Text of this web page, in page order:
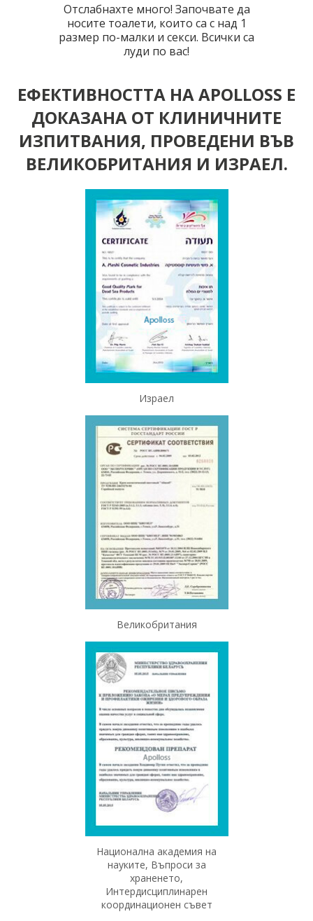
Отслабнахте много! Започвате да
носите тоалети, които са с над 1
размер по-малки и секси. Всички са
луди по вас!
ЕФЕКТИВНОСТТА НА APOLLOSS Е
ДОКАЗАНА ОТ КЛИНИЧНИТЕ
ИЗПИТВАНИЯ, ПРОВЕДЕНИ ВЪВ
ВЕЛИКОБРИТАНИЯ И ИЗРАЕЛ.
Израел
Великобритания
Национална академия на
науките, Въпроси за
храненето,
Интердисциплинарен
координационен съвет